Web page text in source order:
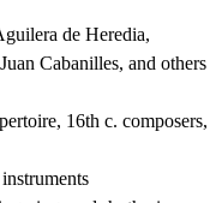
de Heredia,
Cabanilles, and others
16th c. composers,